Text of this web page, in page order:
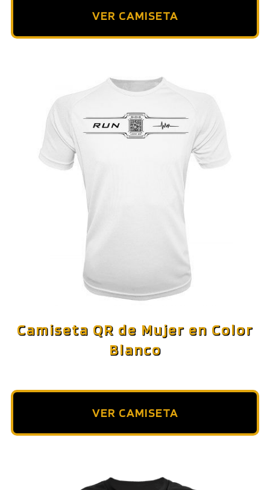
VER CAMISETA
Camiseta QR de Mujer en Color
Blanco
VER CAMISETA